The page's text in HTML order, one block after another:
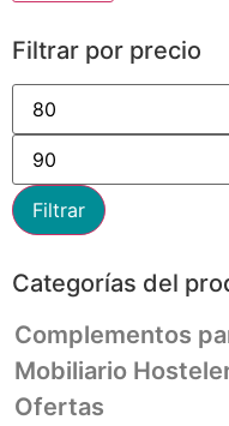
Filtrar por precio
Filtrar
Categorías del
Complementos
Mobiliario
Ofertas